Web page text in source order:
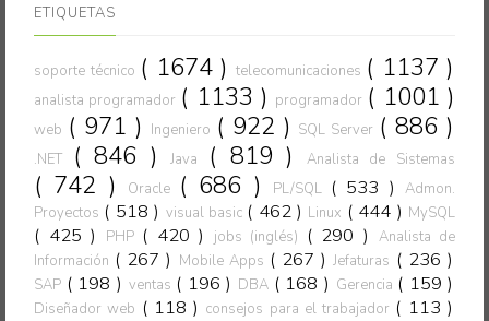
ETIQUETAS
soporte técnico ( 1674 ) telecomunicaciones ( 1137 )
analista programador ( 1133 ) programador ( 1001 )
web ( 971 ) Ingeniero ( 922 ) SQL Server ( 886 )
.NET ( 846 )Java ( 819 ) Analista de Sistemas
( 742 ) Oracle ( 686 ) PL/SQL ( 533 )Admon.
Proyectos ( 518 ) visual basic ( 462 ) Linux ( 444 ) MySQL
( 425 ) PHP ( 420 ) jobs (inglés) ( 290 )
Analista de
Información ( 267 ) Mobile Apps ( 267 )Jefaturas ( 236 )
SAP ( 198 ) ventas ( 196 ) DBA ( 168 ) Gerencia ( 159 )
Diseñador web ( 118 ) consejos para el trabajador ( 113 )